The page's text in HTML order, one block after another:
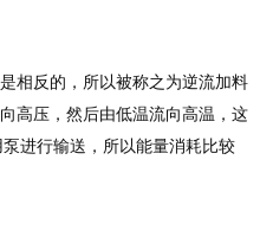
相反的，所以被称之为逆流加料
高压，然后由低温流向高温，这
进行输送，所以能量消耗比较